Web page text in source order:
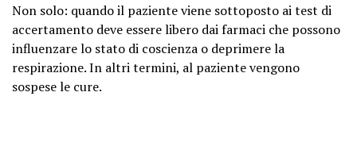
Non solo: quando il paziente viene sottoposto ai test di
accertamento deve essere libero dai farmaci che possono
influenzare lo stato di coscienza o deprimere la
respirazione. In altri termini, al paziente vengono
sospese le cure.